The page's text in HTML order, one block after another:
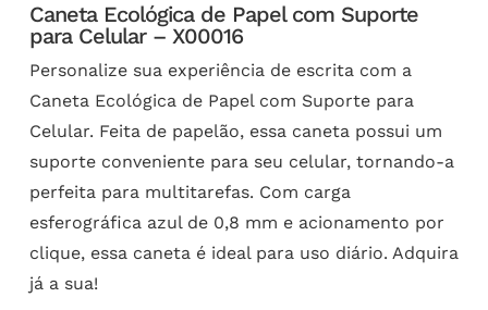
Caneta Ecológica de Papel com Suporte
para Celular – X00016
Personalize sua experiência de escrita com a
Caneta Ecológica de Papel com Suporte para
Celular. Feita de papelão, essa caneta possui um
suporte conveniente para seu celular, tornando-a
perfeita para multitarefas. Com carga
esferográfica azul de 0,8 mm e acionamento por
clique, essa caneta é ideal para uso diário. Adquira
já a sua!